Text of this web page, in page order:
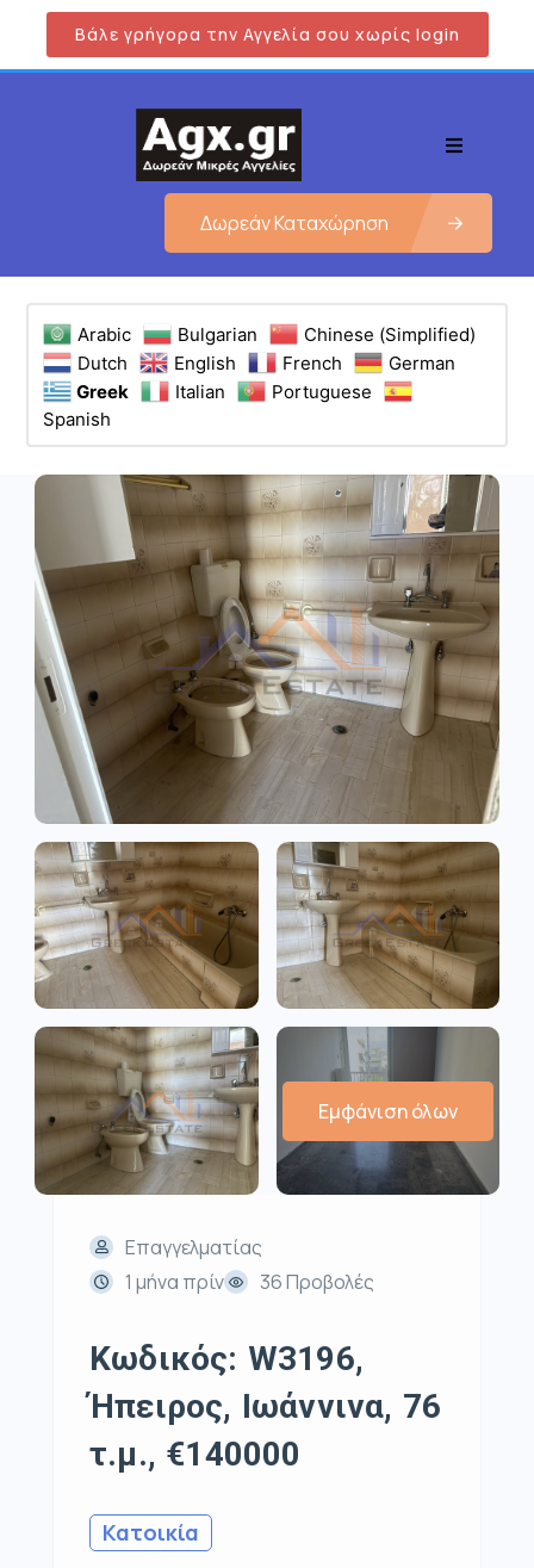
Βάλε γρήγορα την Αγγελία σου χωρίς login
Δωρεάν Καταχώρηση
Arabic Bulgarian
Chinese (Simplified)
Dutch
English French
German
Greek
Italian
Portuguese
Spanish
Εμφάνιση όλων
Επαγγελματίας
1 μήνα πρίν
36 Προβολές
Κωδικός: W3196,
Ήπειρος, Ιωάννινα, 76
τ.μ., €140000
Κατοικία